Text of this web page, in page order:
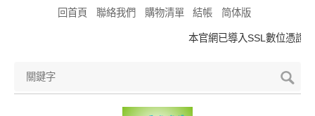
回首頁 聯絡我們 購物清單 結帳 简体版
本官網已導入SSL數位憑證，符